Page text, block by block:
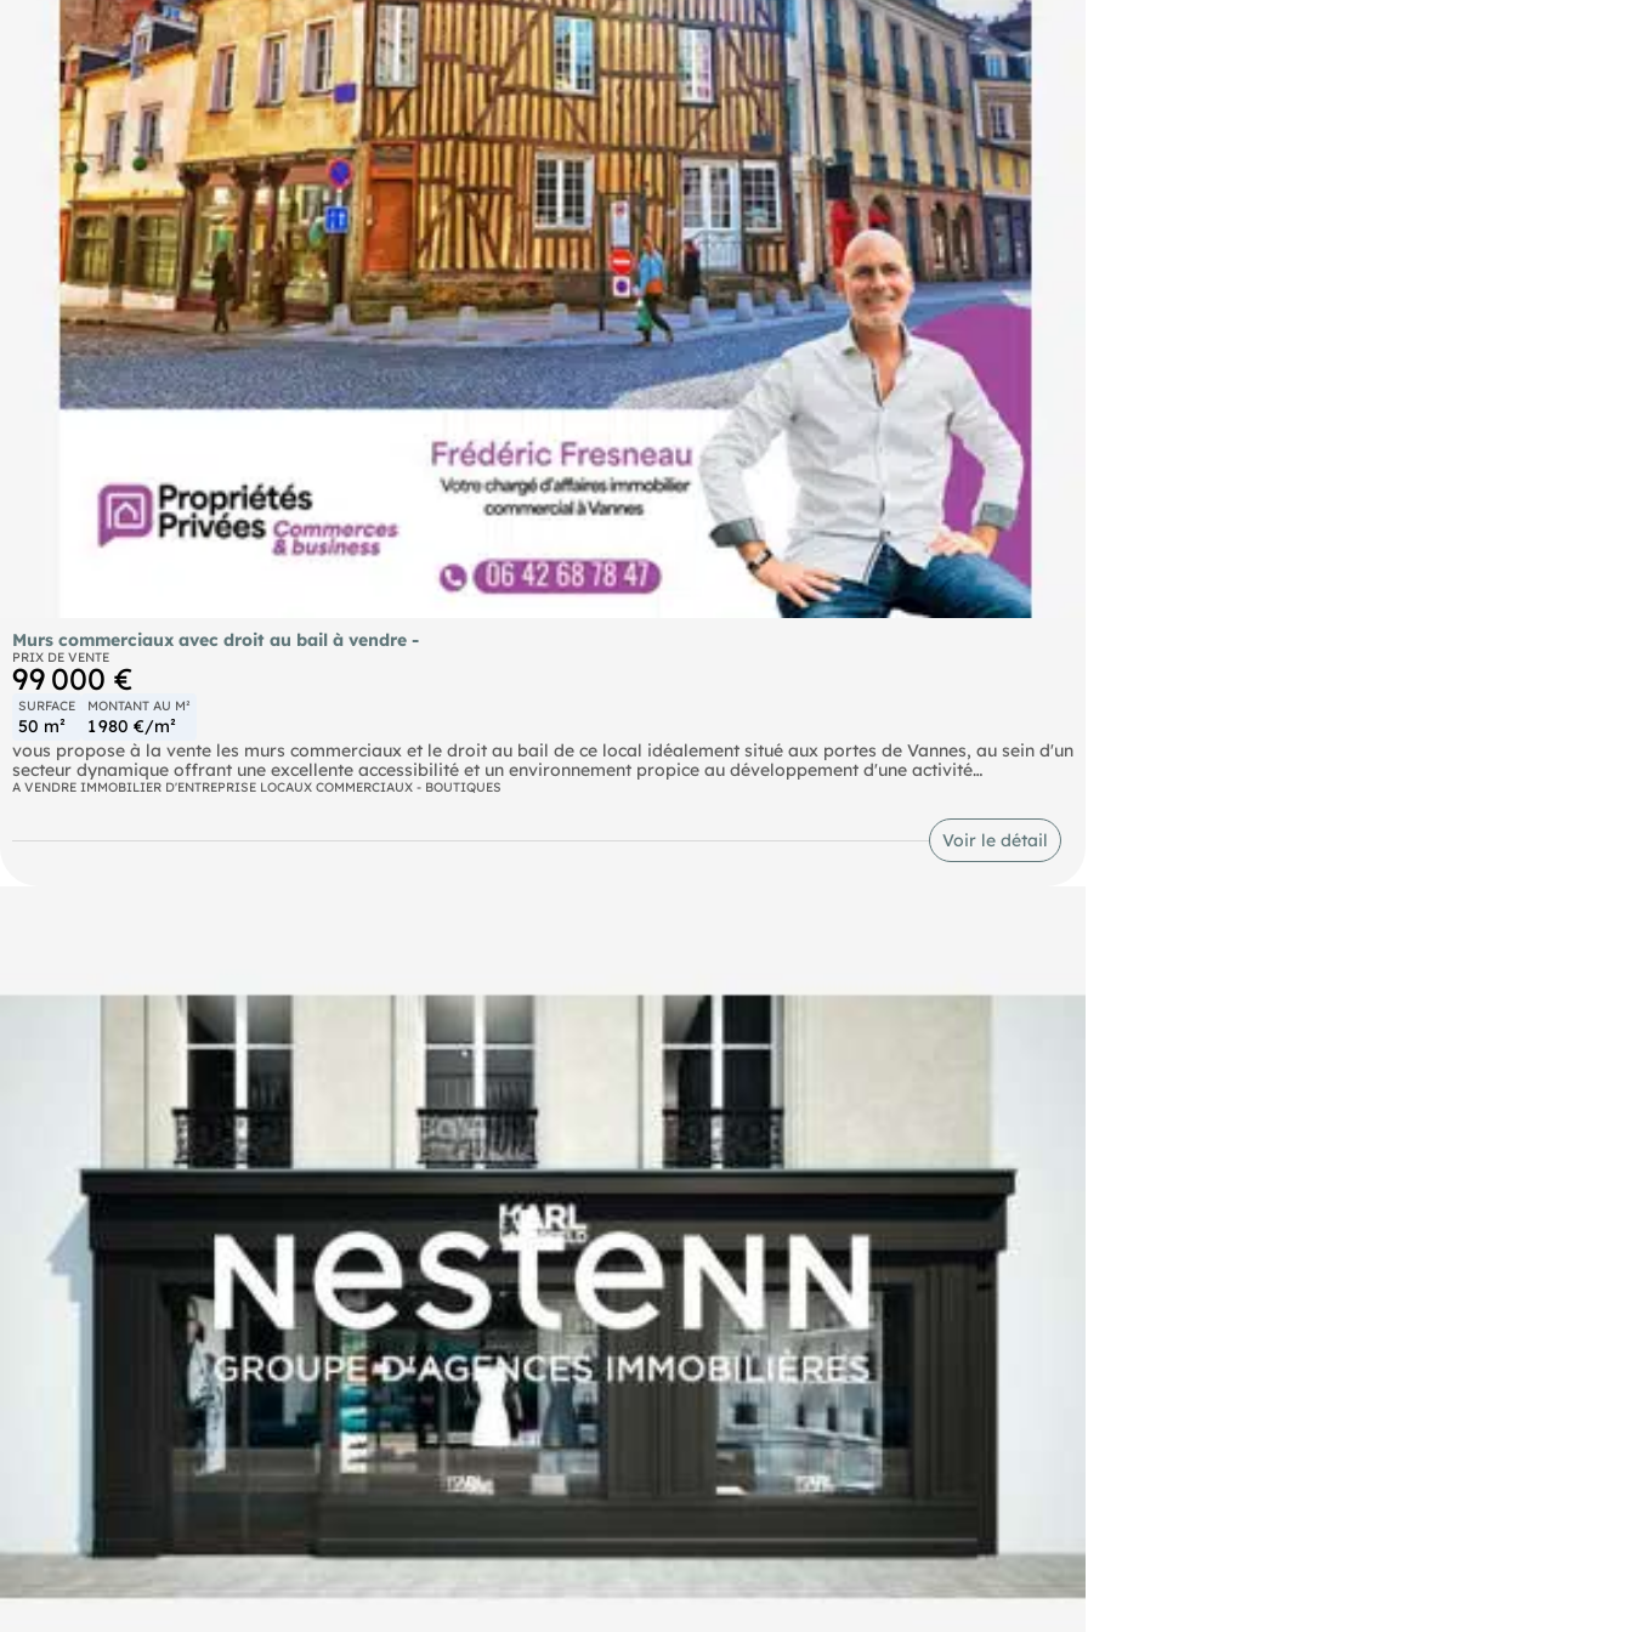
également venir à votre rencontre pour une estimation de votre fonds de commerce (EI) Agent Commercial
- Numéro RSAC : 987614864
- VANNES.
Murs commerciaux avec droit au bail à vendre -
PRIX DE VENTE
99 000 €
SURFACE
50 m²
MONTANT AU M²
1 980 €/m²
vous propose à la vente les murs commerciaux et le droit au bail de ce local idéalement situé aux portes de Vannes, au sein d'un
secteur dynamique offrant une excellente accessibilité et un environnement propice au développement d'une activité
commerciale.
Développant une surface d'environ 50 m², ce local commercial bénéficie d'un agencement fonctionnel complété par une
mezzanine, idéale pour le stockage ou une réserve.
Les points forts
- Murs commerciaux vendus libres de toute occupation.
- Droit au bail inclus dans la cession.
- Extraction en place.
- Deux places de parking privatives.
- Emplacement recherché à proximité immédiate de Vannes.
- Local en bon état, permettant une installation rapide.
Cette opportunité s'adresse aussi bien à un commerçant souhaitant exploiter son activité qu'à un professionnel recherchant des
locaux pour son entreprise, tout en devenant propriétaire de ses murs.
Prix de vente : 99 000 euros HAI, dont 9 000 euros à la charge de l'acquéreur, soit 90 000 euros net vendeur.
Selon l'article L.561.5 du Code Monétaire et Financier, pour l'organisation de la visite, la présentation d'une pièce d'identité vous
Cette présente annonce a été rédigée sous la responsabilité éditoriale de FRESNEAU Frédéric, immatriculé au RSAC Vannes
437729973 auprès de , au capital de 44 920 euros, - ; SIRET 4 040, RCS Nantes. Carte Professionnelle Transactions sur
immeubles et fonds de commerce (T) et Gestion immobilière (G) n°20 8 délivrée par la - Saint Nazaire. . -SMABTP - 89 rue de la
Boétie, 75008 Paris pour 2 000 000 euros pour T et 120 000 euros pour G. Assurance responsabilité civile professionnelle par
GALIAN-SMABTP n° de police RCP_01_28137J.
Mandat réf : 459850 - Le professionnel garantit et sécurise votre projet immobilier. (10.00 % honoraires TTC à la charge de
A VENDRE IMMOBILIER D'ENTREPRISE LOCAUX COMMERCIAUX - BOUTIQUES
Voir le détail